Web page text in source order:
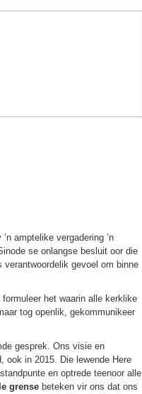
amptelike vergadering ’n
se onlangse besluit oor die
verantwoordelik gevoel om binne
het waarin alle kerklike
tog openlik, gekommunikeer
gesprek. Ons visie en
ook in 2015. Die lewende Here
en optrede teenoor alle
grense beteken vir ons dat ons